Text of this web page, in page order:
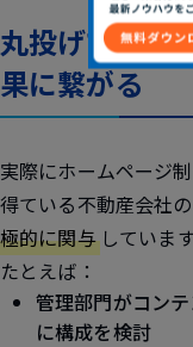
丸投げではな
果に繋がる
実際にホームページ
得ている不動産会社
極的に関与 しています
たとえば：
管理部門がコン
に構成を検討